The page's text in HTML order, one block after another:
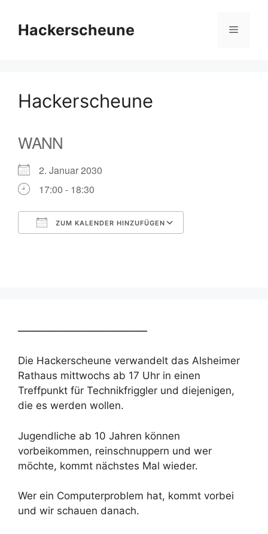
Inhalt
springen
Hackerscheune Menü
Hackerscheune
WANN
2. Januar 2030
17:00 - 18:30
ZUM KALENDER HINZUFÜGEN
Die Hackerscheune verwandelt das Alsheimer
Rathaus mittwochs ab 17 Uhr in einen
Treffpunkt für Technikfriggler und diejenigen,
die es werden wollen.
Jugendliche ab 10 Jahren können
vorbeikommen, reinschnuppern und wer
möchte, kommt nächstes Mal wieder.
Wer ein Computerproblem hat, kommt vorbei
und wir schauen danach.